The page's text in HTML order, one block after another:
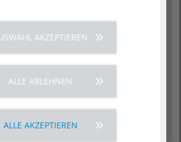
Drei-Zimmer-Wohnungen
AKZEPTIEREN
ALLE ABLEHNEN
ALLE AKZEPTIEREN